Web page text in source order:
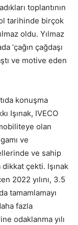
toplantının
tarihinde birçok
oldu. Yılmaz
‘çağın çağdaşı
ve motive eden
konuşma
Işınak, IVECO
olan
ve
ve sahip
dikkat çekti. Işınak
2022 yılını, 3.5
tamamlamayı
fazla
odaklanma yılı